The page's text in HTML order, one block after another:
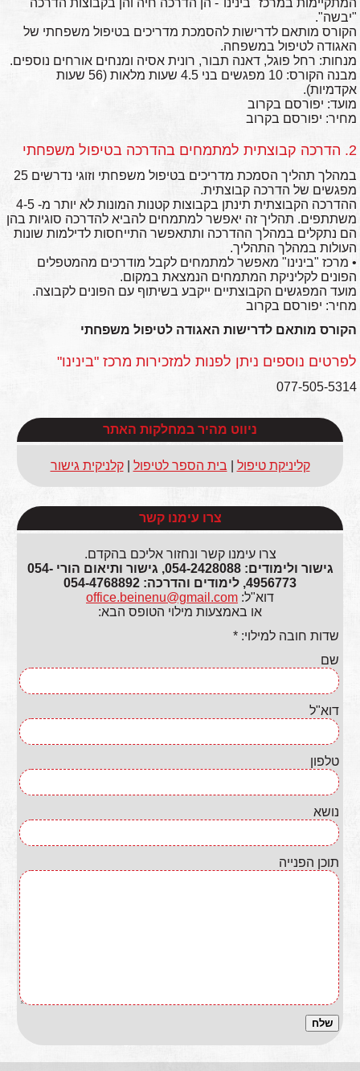
המתקיימות במרכז "בינינו"- הן הדרכה חיה והן בקבוצות הדרכה
"יבשה".
הקורס מותאם לדרישות להסמכת מדריכים בטיפול משפחתי של
האגודה לטיפול במשפחה.
מנחות: רחל פוגל, דאנה תבור, רונית אסיה ומנחים אורחים נוספים.
מבנה הקורס: 10 מפגשים בני 4.5 שעות מלאות (56 שעות
אקדמיות).
מועד: יפורסם בקרוב
מחיר: יפורסם בקרוב
2. הדרכה קבוצתית למתמחים בהדרכה בטיפול משפחתי
במהלך תהליך הסמכת מדריכים בטיפול משפחתי וזוגי נדרשים 25
מפגשים של הדרכה קבוצתית.
ההדרכה הקבוצתית תינתן בקבוצות קטנות המונות לא יותר מ- 4-5
משתתפים. תהליך זה יאפשר למתמחים להביא להדרכה סוגיות בהן
הם נתקלים במהלך ההדרכה ותתאפשר התייחסות לדילמות שונות
העולות במהלך התהליך.
• מרכז "בינינו" מאפשר למתמחים לקבל מודרכים מהמטפלים
הפונים לקליניקת המתמחים הנמצאת במקום.
מועד המפגשים הקבוצתיים ייקבע בשיתוף עם הפונים לקבוצה.
מחיר: יפורסם בקרוב
הקורס מותאם לדרישות האגודה לטיפול משפחתי
לפרטים נוספים ניתן לפנות למזכירות מרכז "בינינו"
077-505-5314
ניווט מהיר במחלקות האתר
קליניקת טיפול בית הספר לטיפול |קלניקית גישור
צרו עימנו קשר
צרו עימנו קשר ונחזור אליכם בהקדם.
גישור ולימודים: 054-2428088, גישור ותיאום הורי 054-
4956773, לימודים והדרכה: 054-4768892
דוא"ל: office.beinenu@gmail.com
או באמצעות מילוי הטופס הבא:
שדות חובה למילוי: *
שם
דוא"ל
טלפון
נושא
תוכן הפנייה